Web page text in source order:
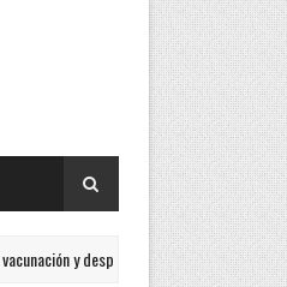
y desparasitación en el barrio Villa del